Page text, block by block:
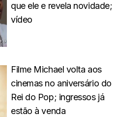
que ele e revela novidade;
vídeo
Filme Michael volta aos
cinemas no aniversário do
Rei do Pop; ingressos já
estão à venda